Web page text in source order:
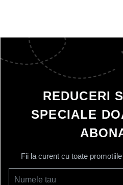
REDUCERI
SPECIALE
Fii la curent cu toate
Numele tau